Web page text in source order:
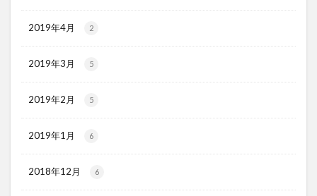
2019年4月 2
2019年3月 5
2019年2月 5
2019年1月 6
2018年12月 6